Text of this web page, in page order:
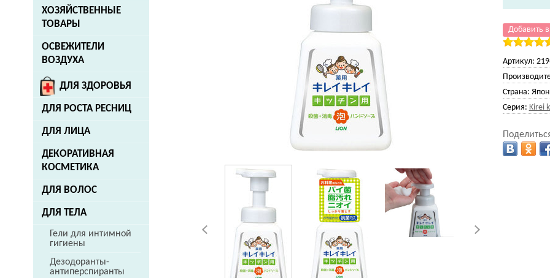
ХОЗЯЙСТВЕННЫЕ
ТОВАРЫ
ОСВЕЖИТЕЛИ
ВОЗДУХА
ДЛЯ ЗДОРОВЬЯ
ДЛЯ РОСТА РЕСНИЦ
ДЛЯ ЛИЦА
ДЕКОРАТИВНАЯ
КОСМЕТИКА
ДЛЯ ВОЛОС
ДЛЯ ТЕЛА
Гели для интимной
гигиены
Дезодоранты-
антиперспиранты
Добавить
Артикул:
Страна:
Серия: Kirei